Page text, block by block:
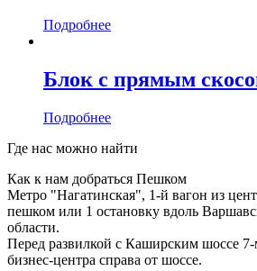
Подробнее
Блок с прямым
Подробнее
Где нас можно найти
Как к нам добраться Пешком
Метро "Нагатинская", 1-й вагон из
пешком или 1 остановку вдоль
области.
Перед развилкой с Каширским шоссе
бизнес-центра справа от шоссе.